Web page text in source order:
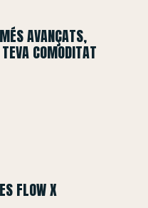
AVANÇATS,
COMODITAT
FLOW X